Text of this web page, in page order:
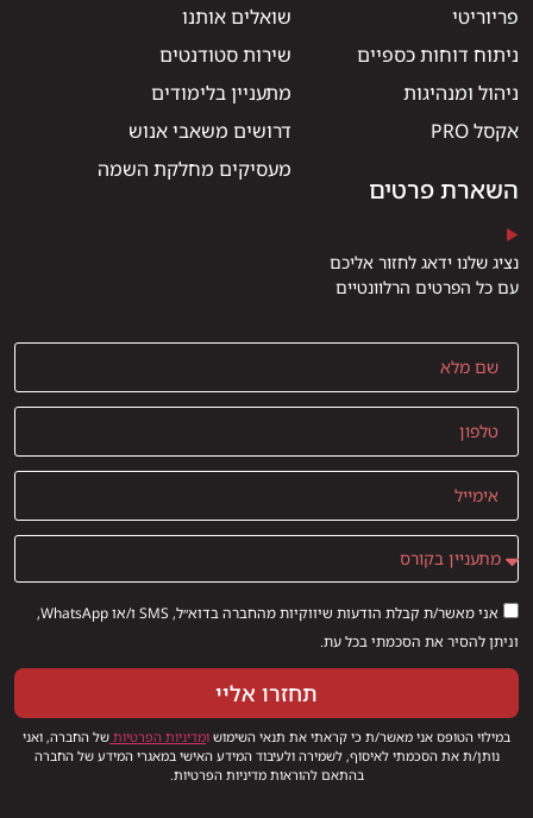
פריוריטי
ניתוח דוחות כספיים
ניהול ומנהיגות
אקסל PRO
שואלים אותנו
שירות סטודנטים
מתעניין בלימודים
דרושים משאבי אנוש
מעסיקים מחלקת השמה
השארת פרטים
נציג שלנו ידאג לחזור אליכם
עם כל הפרטים הרלוונטיים
אני מאשר/ת קבלת הודעות שיווקיות מהחברה בדוא״ל, SMS ו/או WhatsApp,
וניתן להסיר את הסכמתי בכל עת.
תחזרו אליי
במילוי הטופס אני מאשר/ת כי קראתי את תנאי השימוש ומדיניות הפרטיות של החברה, ואני
נותן/ת את הסכמתי לאיסוף, לשמירה ולעיבוד המידע האישי במאגרי המידע של החברה
בהתאם להוראות מדיניות הפרטיות.